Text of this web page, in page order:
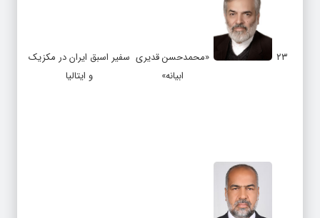
۲۳
«محمدحسن قدیری
ابیانه»
سفیر اسبق ایران در مکزیک
و ایتالیا